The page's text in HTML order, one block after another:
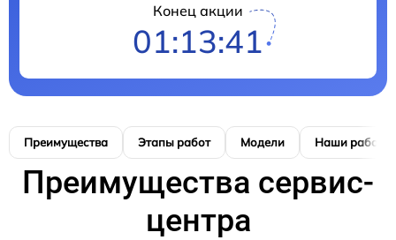
Конец акции
01:13:41
Преимущества Этапы работ Модели Наши работы
Преимущества сервис-
центра